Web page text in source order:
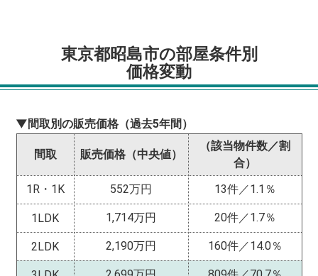
東京都昭島市の部屋条件別
価格変動
▼間取別の販売価格（過去5年間）
間取 販売価格（中央値）
（該当物件数／割
合）
1R・1K
552万円 13件／1.1％
1LDK 1,714万円 20件／1.7％
2LDK 2,190万円 160件／14.0％